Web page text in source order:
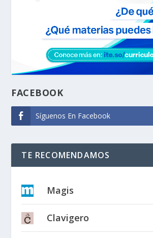
FACEBOOK
Síguenos En Facebook
TE RECOMENDAMOS
Magis
Clavigero